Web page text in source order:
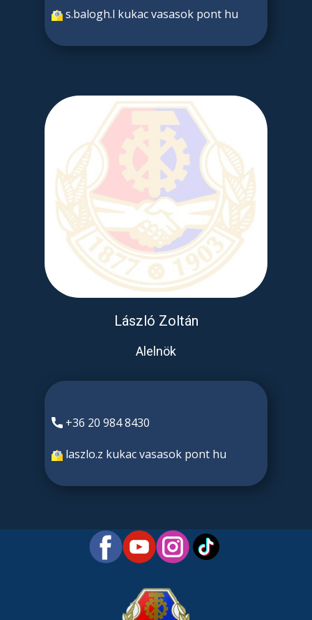
s.balogh.l kukac vasasok pont hu
László Zolt​án
Alelnök
+36 20 984 8430
laszlo.z kukac vasasok pont hu